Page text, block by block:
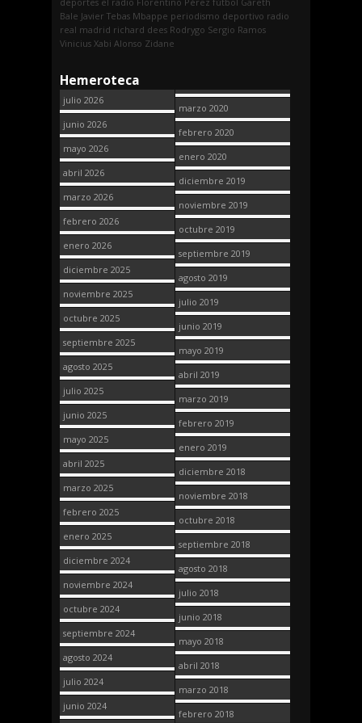
Bale Javier Tebas Mbappe periodismo deportivo radio
real madrid richard dees Rodrygo Sergio Ramos
Vinicius Xabi Alonso Zidane
Hemeroteca
julio 2026
junio 2026
mayo 2026
abril 2026
marzo 2026
febrero 2026
enero 2026
diciembre 2025
noviembre 2025
octubre 2025
septiembre 2025
agosto 2025
julio 2025
junio 2025
mayo 2025
abril 2025
marzo 2025
febrero 2025
enero 2025
diciembre 2024
noviembre 2024
octubre 2024
septiembre 2024
agosto 2024
julio 2024
junio 2024
marzo 2020
febrero 2020
enero 2020
diciembre 2019
noviembre 2019
octubre 2019
septiembre 2019
agosto 2019
julio 2019
junio 2019
mayo 2019
abril 2019
marzo 2019
febrero 2019
enero 2019
diciembre 2018
noviembre 2018
octubre 2018
septiembre 2018
agosto 2018
julio 2018
junio 2018
mayo 2018
abril 2018
marzo 2018
febrero 2018